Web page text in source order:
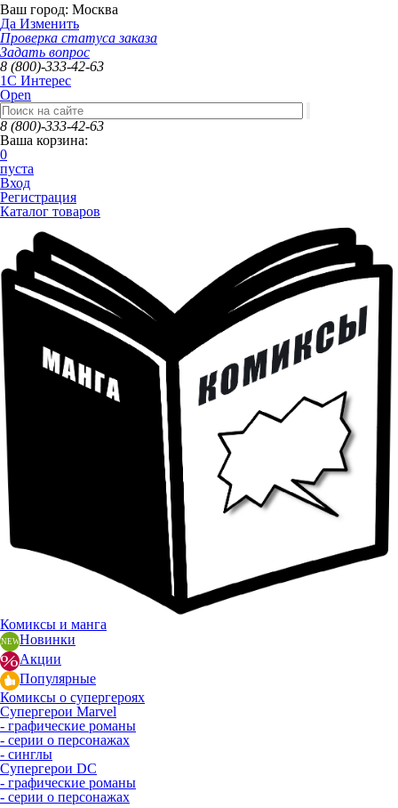
Ваш город: Москва
Да Изменить
Проверка статуса заказа
Задать вопрос
8 (800)-333-42-63
1C Интерес
Open
8 (800)-333-42-63
Ваша корзина:
0
пуста
Вход
Регистрация
Каталог товаров
Комиксы и манга
Новинки
Акции
Популярные
Комиксы о супергероях
Супергерои Marvel
- графические романы
- серии о персонажах
- синглы
Супергерои DC
- графические романы
- серии о персонажах